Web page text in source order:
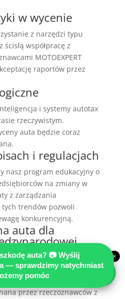
w wycenie
z narzędzi typu
współpracę z
MOTOEXPERT
raportów przez
i systemy autotax
rzeczywistym.
auta będzie coraz
i regulacjach
nasz program edukacyjny o
na zmiany w
z zarządzania
tych trendów pozwoli
konkurencyjną.
auta dla
rzeczoznawcy?
wartości często prowadzi
Profesjonalna
przez rzeczoznawców z
auta? 📷 Wyślij
— sprawdzimy natychmiast
pomóc
×
Wyślij zdjęcia —
czy możemy